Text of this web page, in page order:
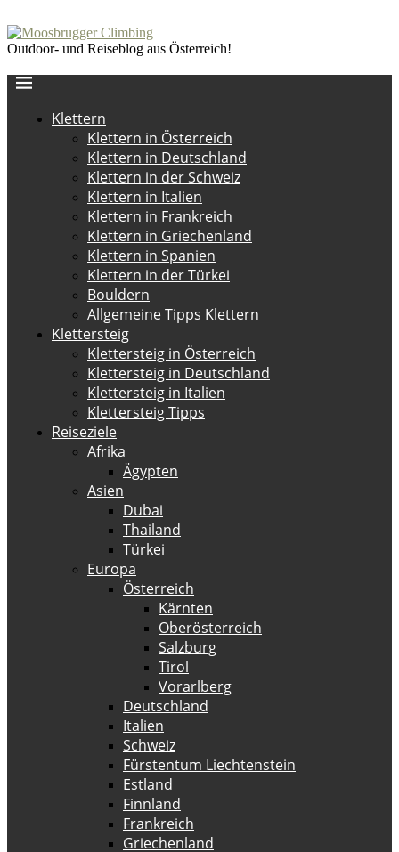
Outdoor- und Reiseblog aus Österreich!
Klettern
Klettern in Österreich
Klettern in Deutschland
Klettern in der Schweiz
Klettern in Italien
Klettern in Frankreich
Klettern in Griechenland
Klettern in Spanien
Klettern in der Türkei
Bouldern
Allgemeine Tipps Klettern
Klettersteig
Klettersteig in Österreich
Klettersteig in Deutschland
Klettersteig in Italien
Klettersteig Tipps
Reiseziele
Afrika
Ägypten
Asien
Dubai
Thailand
Türkei
Europa
Österreich
Kärnten
Oberösterreich
Salzburg
Tirol
Vorarlberg
Deutschland
Italien
Schweiz
Fürstentum Liechtenstein
Estland
Finnland
Frankreich
Griechenland